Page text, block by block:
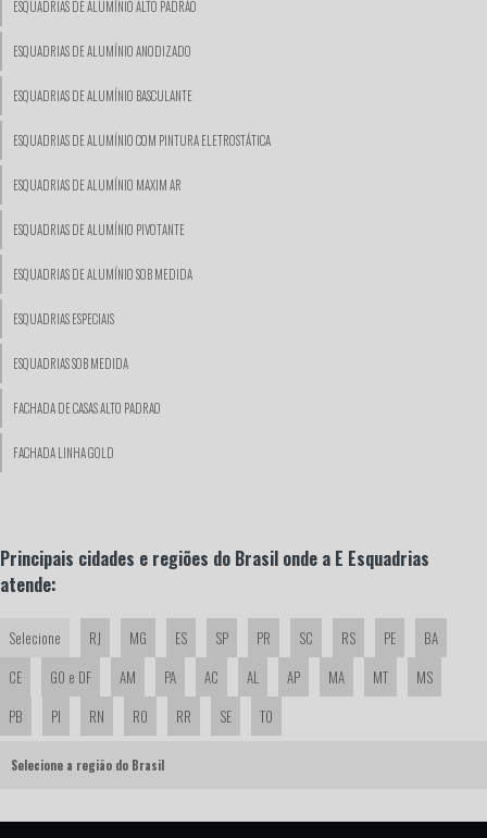
ESQUADRIAS DE ALUMÍNIO ALTO PADRÃO
ESQUADRIAS DE ALUMÍNIO ANODIZADO
ESQUADRIAS DE ALUMÍNIO BASCULANTE
ESQUADRIAS DE ALUMÍNIO COM PINTURA ELETROSTÁTICA
ESQUADRIAS DE ALUMÍNIO MAXIM AR
ESQUADRIAS DE ALUMÍNIO PIVOTANTE
ESQUADRIAS DE ALUMÍNIO SOB MEDIDA
ESQUADRIAS ESPECIAIS
ESQUADRIAS SOB MEDIDA
FACHADA DE CASAS ALTO PADRAO
FACHADA LINHA GOLD
FACHADAS DE CASAS COM ESQUADRIAS DE ALUMÍNIO
INSTALAÇÃO DE JANELAS
INSTALAÇÃO DE PORTAS
JANELA COM PERSIANA INTEGRADA ALUMÍNIO
JANELA COM PERSIANA INTEGRADA AUTOMÁTICA
Principais cidades e regiões do Brasil onde a E Esquadrias
atende:
Selecione RJ MG ES SP PR SC RS PE
BA
CE
GO e DF AM PA AC AL AP MA MT
MS
PB
PI RN RO RR SE TO
Selecione a região do Brasil